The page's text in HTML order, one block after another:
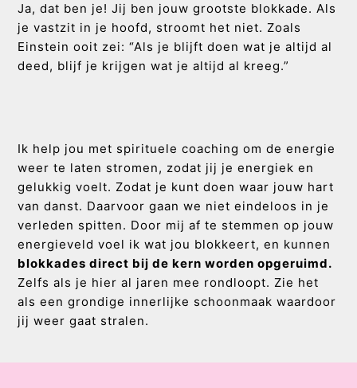
Ja, dat ben je! Jij ben jouw grootste blokkade. Als
je vastzit in je hoofd, stroomt het niet. Zoals
Einstein ooit zei: “Als je blijft doen wat je altijd al
deed, blijf je krijgen wat je altijd al kreeg.”
Ik help jou met spirituele coaching om de energie
weer te laten stromen, zodat jij je energiek en
gelukkig voelt. Zodat je kunt doen waar jouw hart
van danst. Daarvoor gaan we niet eindeloos in je
verleden spitten. Door mij af te stemmen op jouw
energieveld voel ik wat jou blokkeert, en kunnen
blokkades direct bij de kern worden opgeruimd.
Zelfs als je hier al jaren mee rondloopt. Zie het
als een grondige innerlijke schoonmaak waardoor
jij weer gaat stralen.